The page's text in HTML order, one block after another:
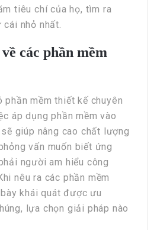
tiêu chí của họ, tìm ra
nhỏ nhất.
các phần mềm
mềm thiết kế chuyên
áp dụng phần mềm vào
giúp nâng cao chất lượng
vấn muốn biết ứng
người am hiểu công
nêu ra các phần mềm
khái quát được ưu
lựa chọn giải pháp nào